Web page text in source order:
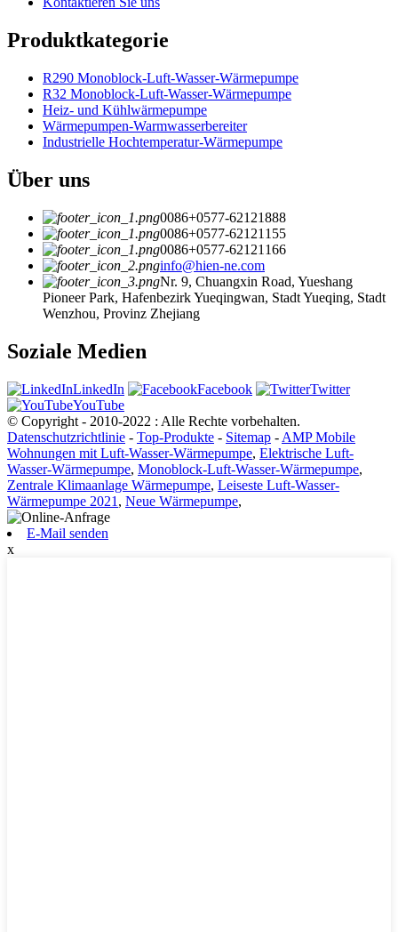
Produktkategorie
R290 Monoblock-Luft-Wasser-Wärmepumpe
R32 Monoblock-Luft-Wasser-Wärmepumpe
Heiz- und Kühlwärmepumpe
Wärmepumpen-Warmwasserbereiter
Industrielle Hochtemperatur-Wärmepumpe
Über uns
0086+0577-62121888
0086+0577-62121155
0086+0577-62121166
info@hien-ne.com
Nr. 9, Chuangxin Road, Yueshang
Pioneer Park, Hafenbezirk Yueqingwan, Stadt Yueqing, Stadt
Wenzhou, Provinz Zhejiang
Soziale Medien
LinkedIn Facebook
Twitter
YouTube
© Copyright - 2010-2022 : Alle Rechte vorbehalten.
Datenschutzrichtlinie - Top-Produkte - Sitemap - AMP Mobile
Wohnungen mit Luft-Wasser-Wärmepumpe, Elektrische Luft-
Wasser-Wärmepumpe, Monoblock-Luft-Wasser-Wärmepumpe,
Zentrale Klimaanlage Wärmepumpe, Leiseste Luft-Wasser-
Wärmepumpe 2021 , Neue Wärmepumpe,
E-Mail senden
x